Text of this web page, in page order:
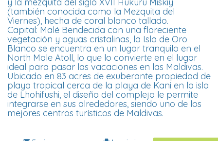
y la mezquita del siglo XVII Hukuru Miskiy
(también conocida como la Mezquita del
Viernes), hecha de coral blanco tallado.
Capital: Malé Bendecida con una floreciente
vegetación y aguas cristalinas, la Isla de Oro
Blanco se encuentra en un lugar tranquilo en el
North Male Atoll, lo que lo convierte en el lugar
ideal para pasar las vacaciones en las Maldivas.
Ubicado en 83 acres de exuberante propiedad de
playa tropical cerca de la playa de Kani en la isla
de Lhohifushi, el diseño del complejo le permite
integrarse en sus alrededores, siendo uno de los
mejores centros turísticos de Maldivas.